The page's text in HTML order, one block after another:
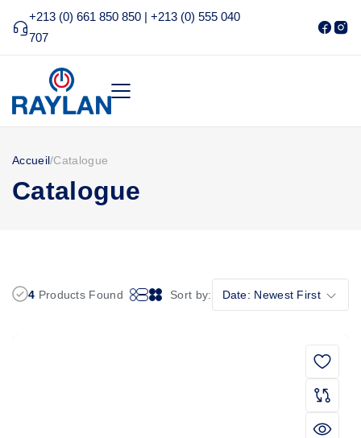
+213 (0) 661 850 850 | +213 (0) 555 040
707
Accueil/Catalogue
Catalogue
4 Products Found Sort by: Date: Newest First